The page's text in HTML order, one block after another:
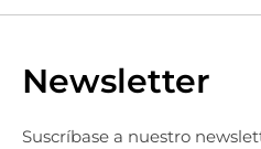
Newsletter
Suscríbase a nuestro